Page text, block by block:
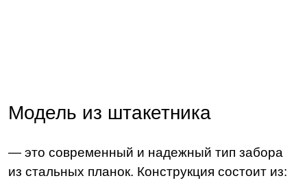
Модель из штакетника
— это современный и надежный тип забора
из стальных планок. Конструкция состоит из: